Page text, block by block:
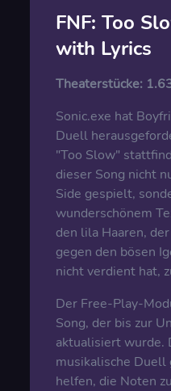
FNF: Too
with Lyrics
Theaterstücke:
Sonic.exe hat
Duell
"Too Slow"
dieser Song nicht
Side gespielt,
wunderschönem
den lila Haaren,
gegen den bösen
nicht verdient hat,
Der Free-Play-
Song, der bis zur
aktualisiert wurde.
musikalische
helfen, die Noten